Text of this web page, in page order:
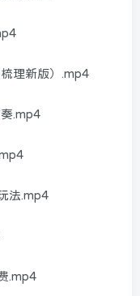
理新版）.mp4
.mp4
法.mp4
.mp4